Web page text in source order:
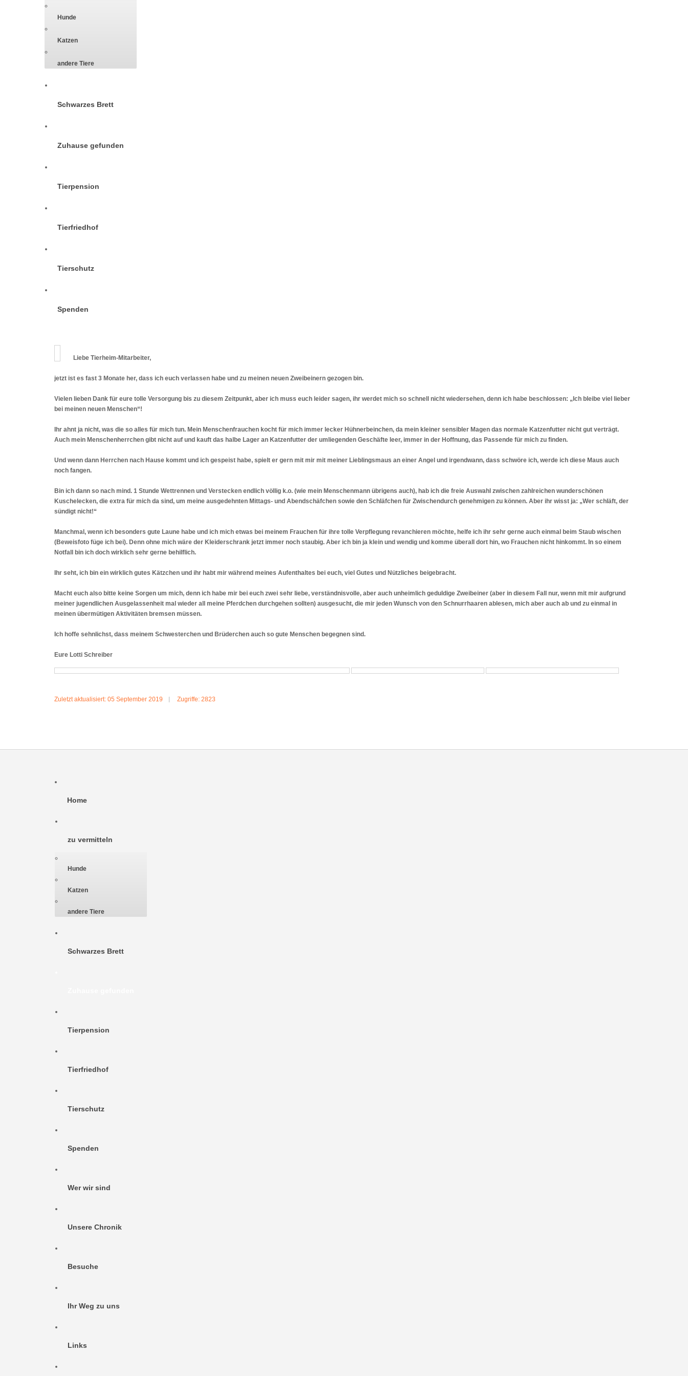
Hunde
Katzen
andere Tiere
Schwarzes Brett
Zuhause gefunden
Tierpension
Tierfriedhof
Tierschutz
Spenden
Liebe Tierheim-Mitarbeiter,
jetzt ist es fast 3 Monate her, dass ich euch verlassen habe und zu meinen neuen Zweibeinern gezogen bin.
Vielen lieben Dank für eure tolle Versorgung bis zu diesem Zeitpunkt, aber ich muss euch leider sagen, ihr werdet mich so schnell nicht wiedersehen, denn ich habe beschlossen: „Ich bleibe viel lieber
bei meinen neuen Menschen“!
Ihr ahnt ja nicht, was die so alles für mich tun. Mein Menschenfrauchen kocht für mich immer lecker Hühnerbeinchen, da mein kleiner sensibler Magen das normale Katzenfutter nicht gut verträgt.
Auch mein Menschenherrchen gibt nicht auf und kauft das halbe Lager an Katzenfutter der umliegenden Geschäfte leer, immer in der Hoffnung, das Passende für mich zu finden.
Und wenn dann Herrchen nach Hause kommt und ich gespeist habe, spielt er gern mit mir mit meiner Lieblingsmaus an einer Angel und irgendwann, dass schwöre ich, werde ich diese Maus auch
noch fangen.
Bin ich dann so nach mind. 1 Stunde Wettrennen und Verstecken endlich völlig k.o. (wie mein Menschenmann übrigens auch), hab ich die freie Auswahl zwischen zahlreichen wunderschönen
Kuschelecken, die extra für mich da sind, um meine ausgedehnten Mittags- und Abendschäfchen sowie den Schläfchen für Zwischendurch genehmigen zu können. Aber ihr wisst ja: „Wer schläft, der
sündigt nicht!“
Manchmal, wenn ich besonders gute Laune habe und ich mich etwas bei meinem Frauchen für ihre tolle Verpflegung revanchieren möchte, helfe ich ihr sehr gerne auch einmal beim Staub wischen
(Beweisfoto füge ich bei). Denn ohne mich wäre der Kleiderschrank jetzt immer noch staubig. Aber ich bin ja klein und wendig und komme überall dort hin, wo Frauchen nicht hinkommt. In so einem
Notfall bin ich doch wirklich sehr gerne behilflich.
Ihr seht, ich bin ein wirklich gutes Kätzchen und ihr habt mir während meines Aufenthaltes bei euch, viel Gutes und Nützliches beigebracht.
Macht euch also bitte keine Sorgen um mich, denn ich habe mir bei euch zwei sehr liebe, verständnisvolle, aber auch unheimlich geduldige Zweibeiner (aber in diesem Fall nur, wenn mit mir aufgrund
meiner jugendlichen Ausgelassenheit mal wieder all meine Pferdchen durchgehen sollten) ausgesucht, die mir jeden Wunsch von den Schnurrhaaren ablesen, mich aber auch ab und zu einmal in
meinen übermütigen Aktivitäten bremsen müssen.
Ich hoffe sehnlichst, dass meinem Schwesterchen und Brüderchen auch so gute Menschen begegnen sind.
Eure Lotti Schreiber
Zuletzt aktualisiert: 05 September 2019 Zugriffe: 2823
Home
zu vermitteln
Hunde
Katzen
andere Tiere
Schwarzes Brett
Tierpension
Tierfriedhof
Tierschutz
Spenden
Wer wir sind
Unsere Chronik
Besuche
Ihr Weg zu uns
Links